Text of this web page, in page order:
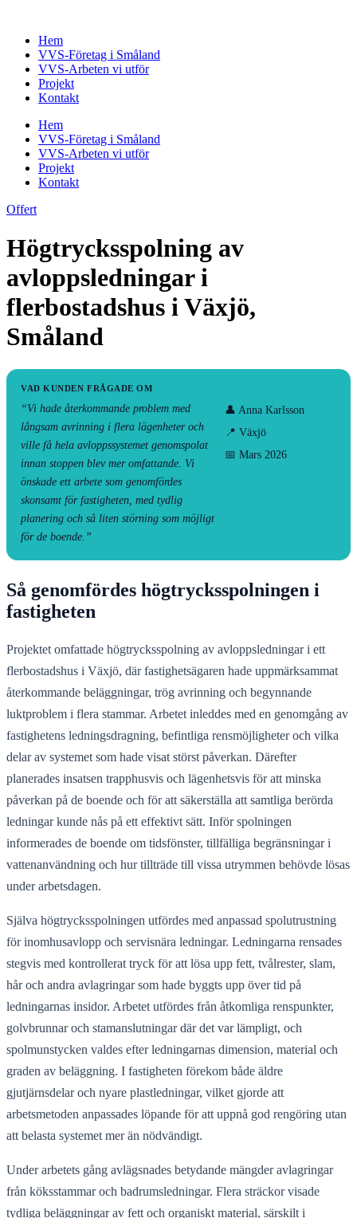
contentHem
VVS-Företag i Småland
VVS-Arbeten vi utför
Projekt
Kontakt
Hem
VVS-Företag i Småland
VVS-Arbeten vi utför
Projekt
Kontakt
Offert
Högtrycksspolning av
avloppsledningar i
flerbostadshus i Växjö,
Småland
VAD KUNDEN FRÅGADE OM
“Vi hade återkommande problem med
långsam avrinning i flera lägenheter och
ville få hela avloppssystemet genomspolat
innan stoppen blev mer omfattande. Vi
önskade ett arbete som genomfördes
skonsamt för fastigheten, med tydlig
planering och så liten störning som möjligt
för de boende.”
👤 Anna Karlsson
📍 Växjö
📅 Mars 2026
Så genomfördes högtrycksspolningen i
fastigheten
Projektet omfattade högtrycksspolning av avloppsledningar i ett
flerbostadshus i Växjö, där fastighetsägaren hade uppmärksammat
återkommande beläggningar, trög avrinning och begynnande
luktproblem i flera stammar. Arbetet inleddes med en genomgång av
fastighetens ledningsdragning, befintliga rensmöjligheter och vilka
delar av systemet som hade visat störst påverkan. Därefter
planerades insatsen trapphusvis och lägenhetsvis för att minska
påverkan på de boende och för att säkerställa att samtliga berörda
ledningar kunde nås på ett effektivt sätt. Inför spolningen
informerades de boende om tidsfönster, tillfälliga begränsningar i
vattenanvändning och hur tillträde till vissa utrymmen behövde lösas
under arbetsdagen.
Själva högtrycksspolningen utfördes med anpassad spolutrustning
för inomhusavlopp och servisnära ledningar. Ledningarna rensades
stegvis med kontrollerat tryck för att lösa upp fett, tvålrester, slam,
hår och andra avlagringar som hade byggts upp över tid på
ledningarnas insidor. Arbetet utfördes från åtkomliga renspunkter,
golvbrunnar och stamanslutningar där det var lämpligt, och
spolmunstycken valdes efter ledningarnas dimension, material och
graden av beläggning. I fastigheten förekom både äldre
gjutjärnsdelar och nyare plastledningar, vilket gjorde att
arbetsmetoden anpassades löpande för att uppnå god rengöring utan
att belasta systemet mer än nödvändigt.
Under arbetets gång avlägsnades betydande mängder avlagringar
från köksstammar och badrumsledningar. Flera sträckor visade
tydliga beläggningar av fett och organiskt material, särskilt i